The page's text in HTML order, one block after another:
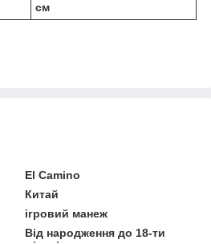
см
El Camino
Китай
ігровий манеж
Від народження до 18-ти